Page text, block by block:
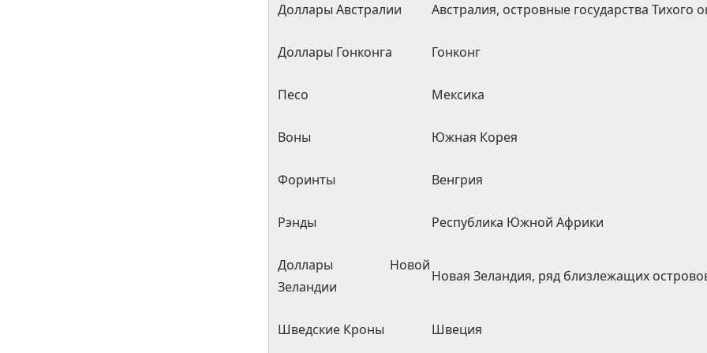
Доллары Австралии Австралия, островные государства Тихого
Доллары Гонконга Гонконг
Песо Мексика
Воны Южная Корея
Форинты Венгрия
Рэнды Республика Южной Африки
Доллары Новой
Зеландии
Новая Зеландия, ряд близлежащих
Шведские Кроны Швеция